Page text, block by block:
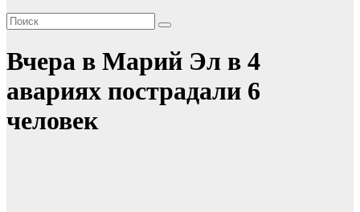
Вчера в Марий Эл в 4
авариях пострадали 6
человек